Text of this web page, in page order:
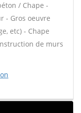
/ Chape -
- Gros oeuvre
etc) - Chape
de murs